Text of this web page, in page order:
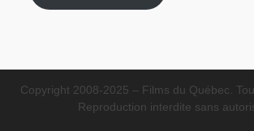
Copyright 2008-2025 – Films du Québec.
Reproduction interdite sans